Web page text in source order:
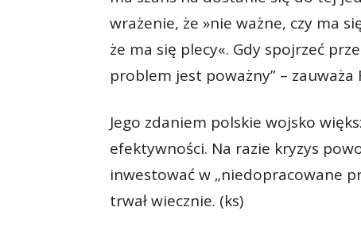
wrażenie, że »nie ważne, czy ma
że ma się plecy«. Gdy spojrzeć
problem jest poważny” – zauważa
Jego zdaniem polskie wojsko
efektywności. Na razie kryzys
inwestować w „niedopracowane
trwał wiecznie. (ks)